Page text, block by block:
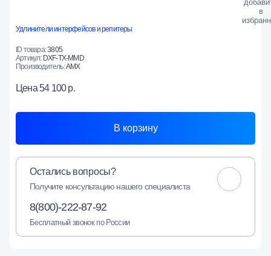
Удлинители интерфейсов и репитеры
ID товара:3805
Артикул: DXF-TX-MMD
Производитель:AMX
Цена54 100 р.
В корзину
Остались вопросы?
Получите консультацию нашего специалиста
8(800)-222-87-92
Бесплатный звонок по России